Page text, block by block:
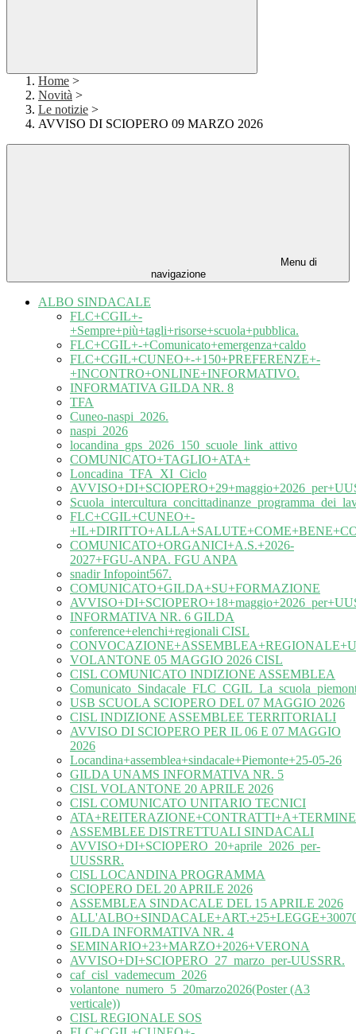
Home >
Novità >
Le notizie >
AVVISO DI SCIOPERO 09 MARZO 2026
Menu di
navigazione
ALBO SINDACALE
FLC+CGIL+-
+Sempre+più+tagli+risorse+scuola+pubblica.
FLC+CGIL+-+Comunicato+emergenza+caldo
FLC+CGIL+CUNEO+-+150+PREFERENZE+-
+INCONTRO+ONLINE+INFORMATIVO.
INFORMATIVA GILDA NR. 8
TFA
Cuneo-naspi_2026.
naspi_2026
locandina_gps_2026_150_scuole_link_attivo
COMUNICATO+TAGLIO+ATA+
Loncadina_TFA_XI_Ciclo
FLC+CGIL+CUNEO+-
COMUNICATO+ORGANICI+A.S.+2026-
2027+FGU-ANPA. FGU ANPA
snadir Infopoint567.
COMUNICATO+GILDA+SU+FORMAZIONE
INFORMATIVA NR. 6 GILDA
conference+elenchi+regionali CISL
VOLANTONE 05 MAGGIO 2026 CISL
CISL COMUNICATO INDIZIONE ASSEMBLEA
USB SCUOLA SCIOPERO DEL 07 MAGGIO 2026
CISL INDIZIONE ASSEMBLEE TERRITORIALI
AVVISO DI SCIOPERO PER IL 06 E 07 MAGGIO
2026
Locandina+assemblea+sindacale+Piemonte+25-05-26
GILDA UNAMS INFORMATIVA NR. 5
CISL VOLANTONE 20 APRILE 2026
CISL COMUNICATO UNITARIO TECNICI
ATA+REITERAZIONE+CONTRATTI+A+TERMINE
ASSEMBLEE DISTRETTUALI SINDACALI
AVVISO+DI+SCIOPERO_20+aprile_2026_per-
UUSSRR.
CISL LOCANDINA PROGRAMMA
SCIOPERO DEL 20 APRILE 2026
ASSEMBLEA SINDACALE DEL 15 APRILE 2026
GILDA INFORMATIVA NR. 4
SEMINARIO+23+MARZO+2026+VERONA
AVVISO+DI+SCIOPERO_27_marzo_per-UUSSRR.
caf_cisl_vademecum_2026
volantone_numero_5_20marzo2026(Poster (A3
verticale))
CISL REGIONALE SOS